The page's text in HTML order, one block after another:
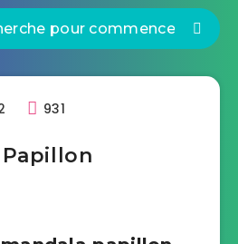
931